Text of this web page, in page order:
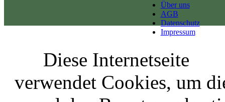
Über uns
AGB
Datenschutz
Impressum
Diese Internetseite
verwendet Cookies, um